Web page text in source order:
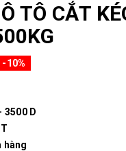
TÔ CẮT
-10%
3500 D
hàng